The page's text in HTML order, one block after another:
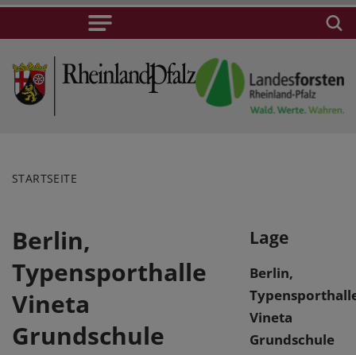
STARTSEITE
Berlin,
Typensporthalle
Vineta
Grundschule
Lage
Berlin,
Vineta
Grundschule